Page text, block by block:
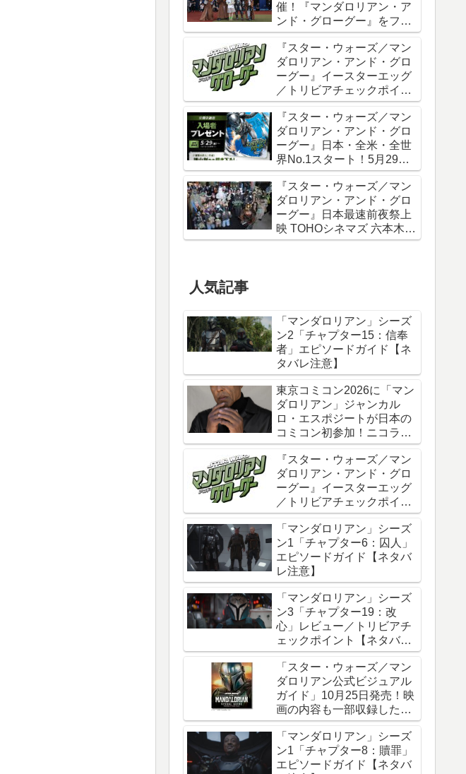
催！『マンダロリアン・ア
ンド・グローグー』をフィ
ーチャー
『スター・ウォーズ／マン
ダロリアン・アンド・グロ
ーグー』イースターエッグ
／トリビアチェックポイン
ト総まとめ【ネタバレ注
意】
『スター・ウォーズ／マン
ダロリアン・アンド・グロ
ーグー』日本・全米・全世
界No.1スタート！5月29日
から諫山創描き下ろしポス
ター＆IMAXポスターが特典
に
『スター・ウォーズ／マン
ダロリアン・アンド・グロ
ーグー』日本最速前夜祭上
映 TOHOシネマズ 六本木ヒ
ルズ リポート！
人気記事
「マンダロリアン」シーズ
ン2「チャプター15：信奉
者」エピソードガイド【ネ
タバレ注意】
東京コミコン2026に「マン
ダロリアン」ジャンカル
ロ・エスポジートが日本の
コミコン初参加！ニコラ
ス・ケイジと共に来日
『スター・ウォーズ／マン
ダロリアン・アンド・グロ
ーグー』イースターエッグ
／トリビアチェックポイン
ト総まとめ【ネタバレ注
意】
「マンダロリアン」シーズ
ン1「チャプター6：囚人」
エピソードガイド【ネタバ
レ注意】
「マンダロリアン」シーズ
ン3「チャプター19：改
心」レビュー／トリビアチ
ェックポイント【ネタバレ
注意】
「スター・ウォーズ／マン
ダロリアン公式ビジュアル
ガイド」10月25日発売！映
画の内容も一部収録した邦
訳版
「マンダロリアン」シーズ
ン1「チャプター8：贖罪」
エピソードガイド【ネタバ